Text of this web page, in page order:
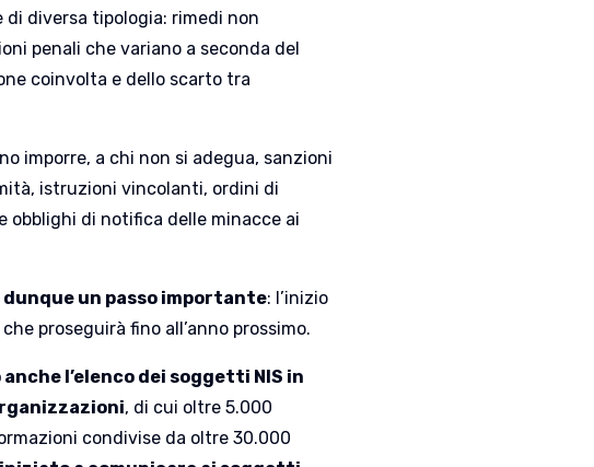
di diversa tipologia: rimedi non
penali che variano a seconda del
coinvolta e dello scarto tra
imporre, a chi non si adegua, sanzioni
istruzioni vincolanti, ordini di
obblighi di notifica delle minacce ai
dunque un passo importante: l’inizio
proseguirà fino all’anno prossimo.
l’elenco dei soggetti NIS in
, di cui oltre 5.000
condivise da oltre 30.000